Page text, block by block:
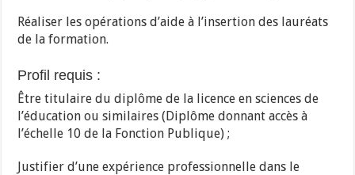
Réaliser les opérations d’aide à l’insertion des lauréats
de la formation.
Profil requis :
Être titulaire du diplôme de la licence en sciences de
l’éducation ou similaires (Diplôme donnant accès à
l’échelle 10 de la Fonction Publique) ;
Justifier d’une expérience professionnelle dans le